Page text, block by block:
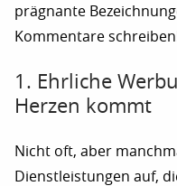
prägnante
Kommentare
1. Ehrliche
Herzen kommt
Nicht oft, aber
Dienstleistungen auf,